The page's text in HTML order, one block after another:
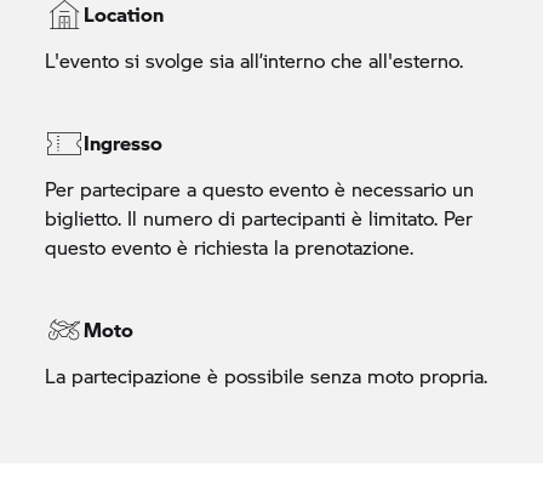
Collegamento ipertestuale esterno. Non viene stipulato un
contratto tra te e BMW Italia S.p.A.. BMW Italia S.p.A. non si
assume alcuna responsabilità per il contenuto di siti web
PRENOTA ORA
Collegamento ipertestuale esterno. Non viene stipulato un
contratto tra te e BMW Italia S.p.A.. BMW Italia S.p.A. non si
esterni di terzi.
Segna la data sul calendario
Location
L'evento si svolge sia all’interno che all'esterno.
Ingresso
Per partecipare a questo evento è necessario un
biglietto. Il numero di partecipanti è limitato. Per
questo evento è richiesta la prenotazione.
Moto
La partecipazione è possibile senza moto propria.